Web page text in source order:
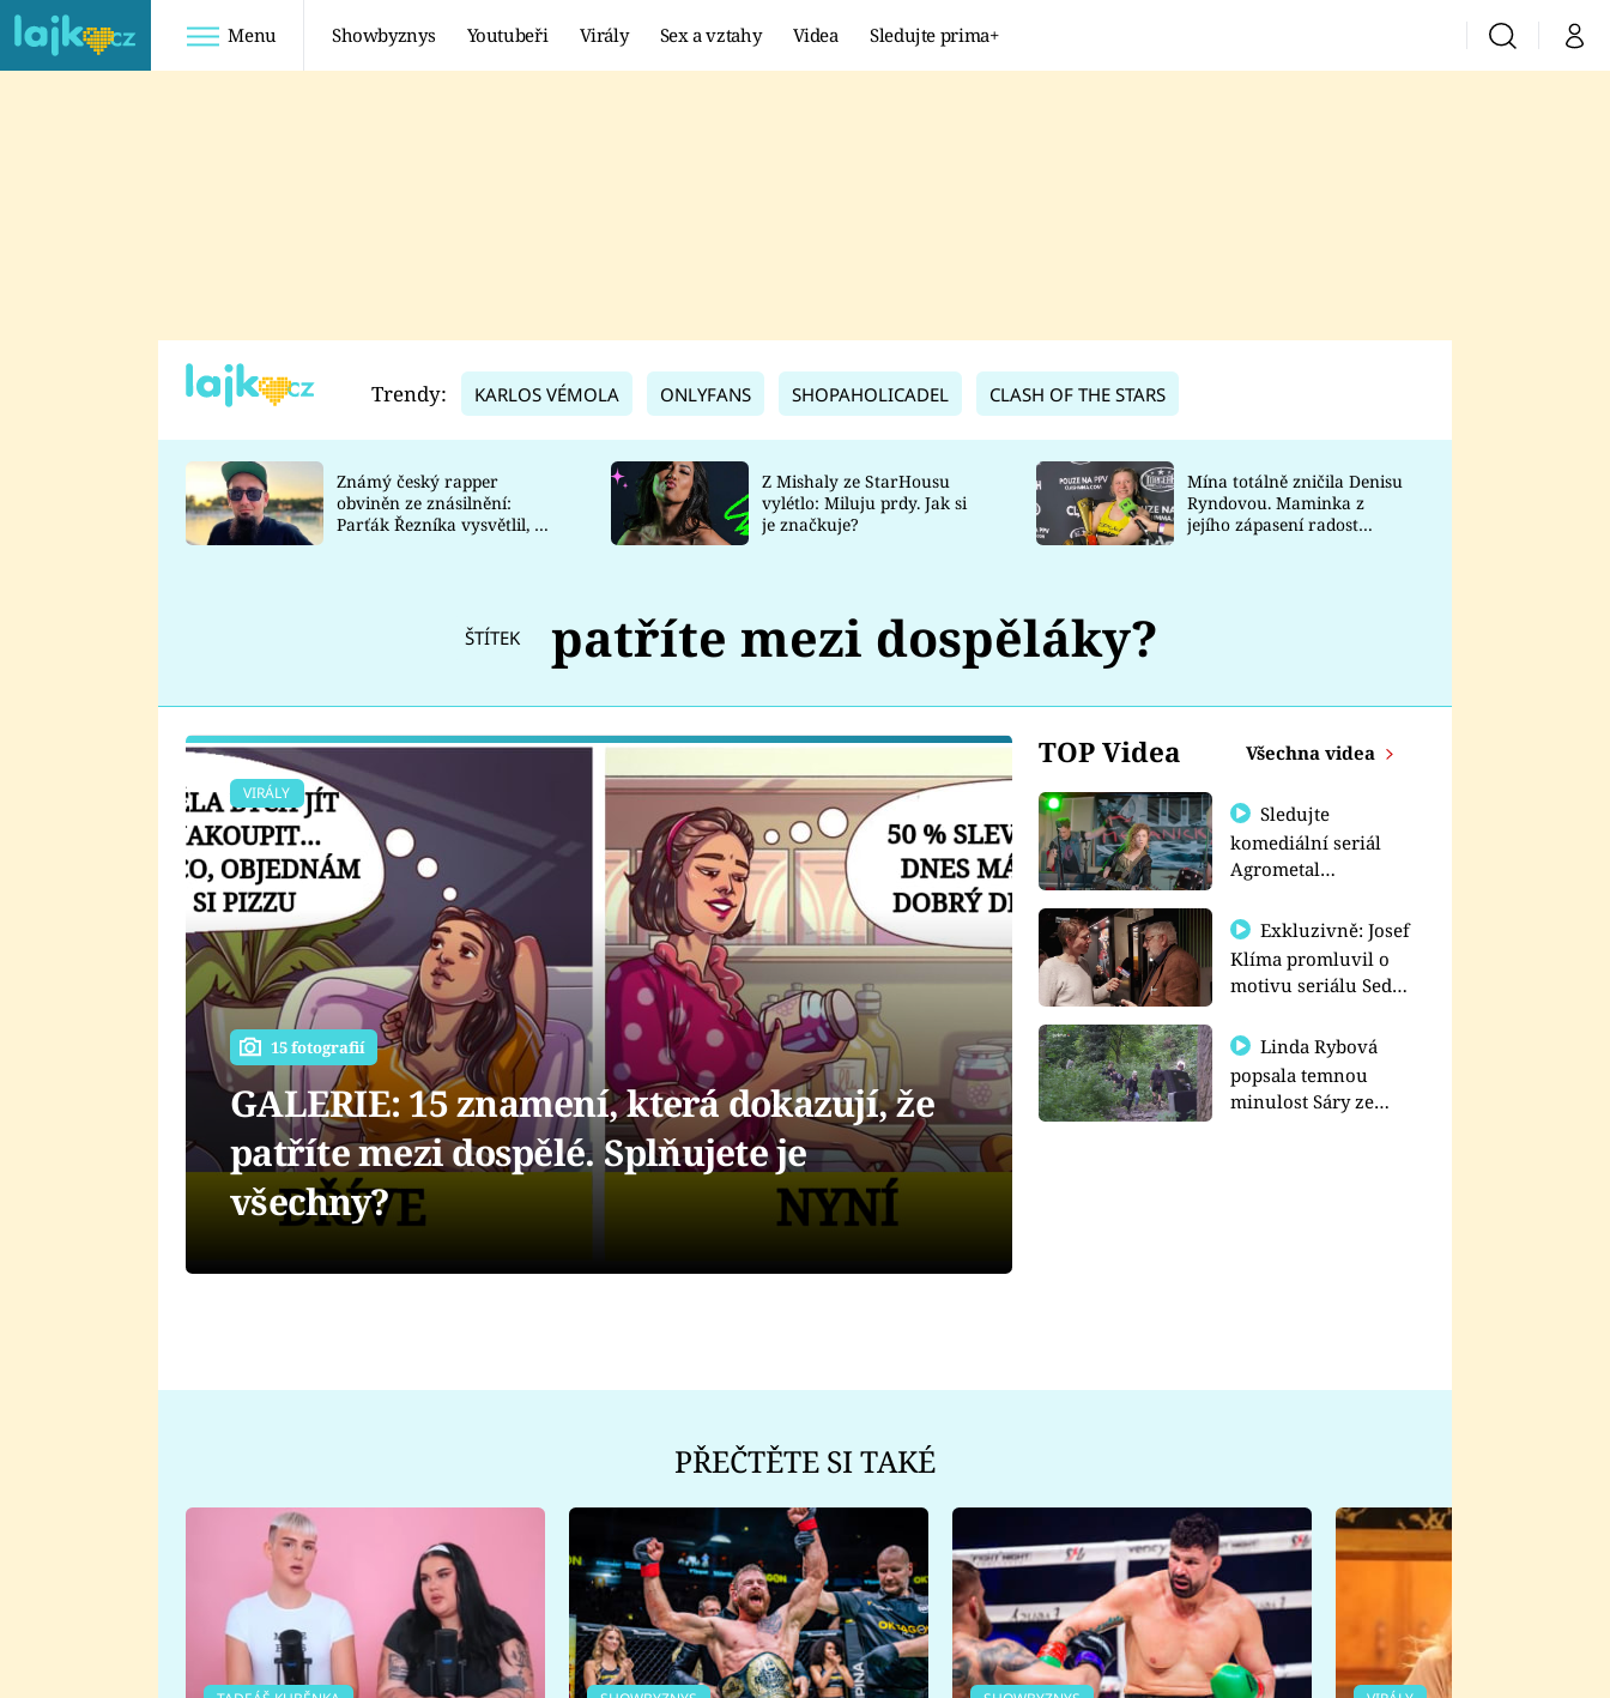
Menu Showbyznys Youtubeři Virály Sex a vztahy Videa Sledujte prima+ VyhledáváníMůj
TADEÁŠ KUBĚNKA
DATEL
Prima Lajk
Sledujte nás
Trendy: KARLOS VÉMOLA ONLYFANS SHOPAHOLICADEL CLASH OF THE STARS
Známý český rapper
obviněn ze znásilnění:
Parťák Řezníka vysvětlil, co
Z Mishaly ze StarHousu
vylétlo: Miluju prdy. Jak si
je značkuje?
Mína totálně zničila Denisu
Ryndovou. Maminka z
jejího zápasení radost
ŠTÍTEK patříte mezi dospěláky?
TOP Videa Všechna videa
Sledujte
komediální seriál
Agrometal
prima+
Exkluzivně: Josef
Klíma promluvil o
motivu seriálu Sedm
Linda Rybová
popsala temnou
minulost Sáry ze
VIRÁLY
15 fotografií
GALERIE: 15 znamení, která dokazují, že
patříte mezi dospělé. Splňujete je
všechny?
PŘEČTĚTE SI TAKÉ